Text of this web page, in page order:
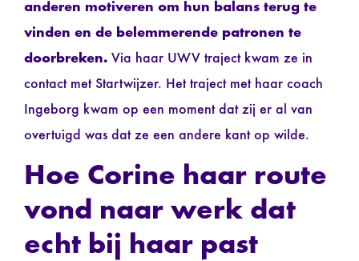
anderen motiveren om hun balans terug te
vinden en de belemmerende patronen te
doorbreken. Via haar UWV traject kwam ze in
contact met Startwijzer. Het traject met haar coach
Ingeborg kwam op een moment dat zij er al van
overtuigd was dat ze een andere kant op wilde.
Hoe Corine haar route
vond naar werk dat
echt bij haar past